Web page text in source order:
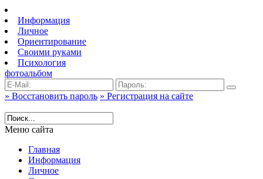
Информация
Личное
Ориентирование
Своими руками
Психология
фотоальбом
» Восстановить пароль » Регистрация на сайте
Меню сайта
Главная
Информация
Личное